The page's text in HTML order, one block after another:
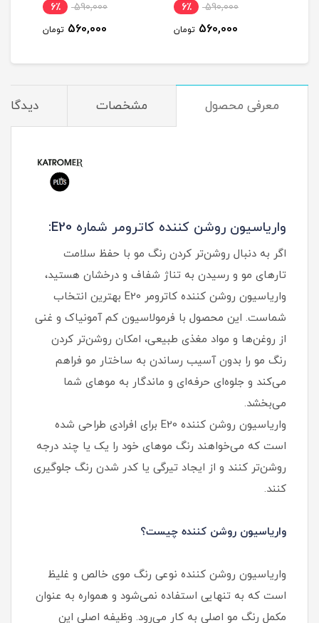
590,000 6٪
560,000 تومان
590,000 6٪
560,000 تومان
معرفی محصول مشخصات
واریاسیون روشن کننده کاترومر شماره E20:
اگر به دنبال روشن‌تر کردن رنگ مو با حفظ سلامت
تارهای مو و رسیدن به تناژ شفاف و درخشان هستید،
واریاسیون روشن کننده کاترومر E20 بهترین انتخاب
شماست. این محصول با فرمولاسیون کم‌ آمونیاک و غنی
از روغن‌ها و مواد مغذی طبیعی، امکان روشن‌تر کردن
رنگ مو را بدون آسیب رساندن به ساختار مو فراهم
می‌کند و جلوه‌ای حرفه‌ای و ماندگار به موهای شما
می‌بخشد.
واریاسیون روشن کننده E20 برای افرادی طراحی شده
است که می‌خواهند رنگ موهای خود را یک یا چند درجه
روشن‌تر کنند و از ایجاد تیرگی یا کدر شدن رنگ جلوگیری
کنند.
واریاسیون روشن کننده چیست؟
واریاسیون روشن کننده نوعی رنگ موی خالص و غلیظ
است که به تنهایی استفاده نمی‌شود و همواره به عنوان
مکمل رنگ مو اصلی به کار می‌رود. وظیفه اصلی این